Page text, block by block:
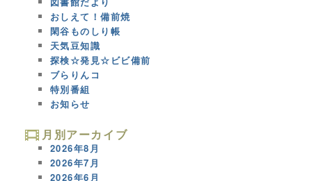
おしえて！備前焼
閑谷ものしり帳
天気豆知識
探検☆発見☆ビビ備前
ブらりんコ
特別番組
お知らせ
月別アーカイブ
2026年8月
2026年7月
2026年6月